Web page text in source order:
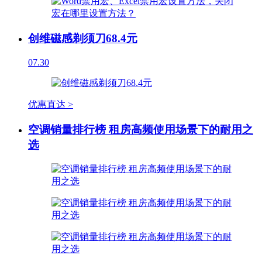
创维磁感剃须刀68.4元
07.30
优惠直达 >
空调销量排行榜 租房高频使用场景下的耐用之
选